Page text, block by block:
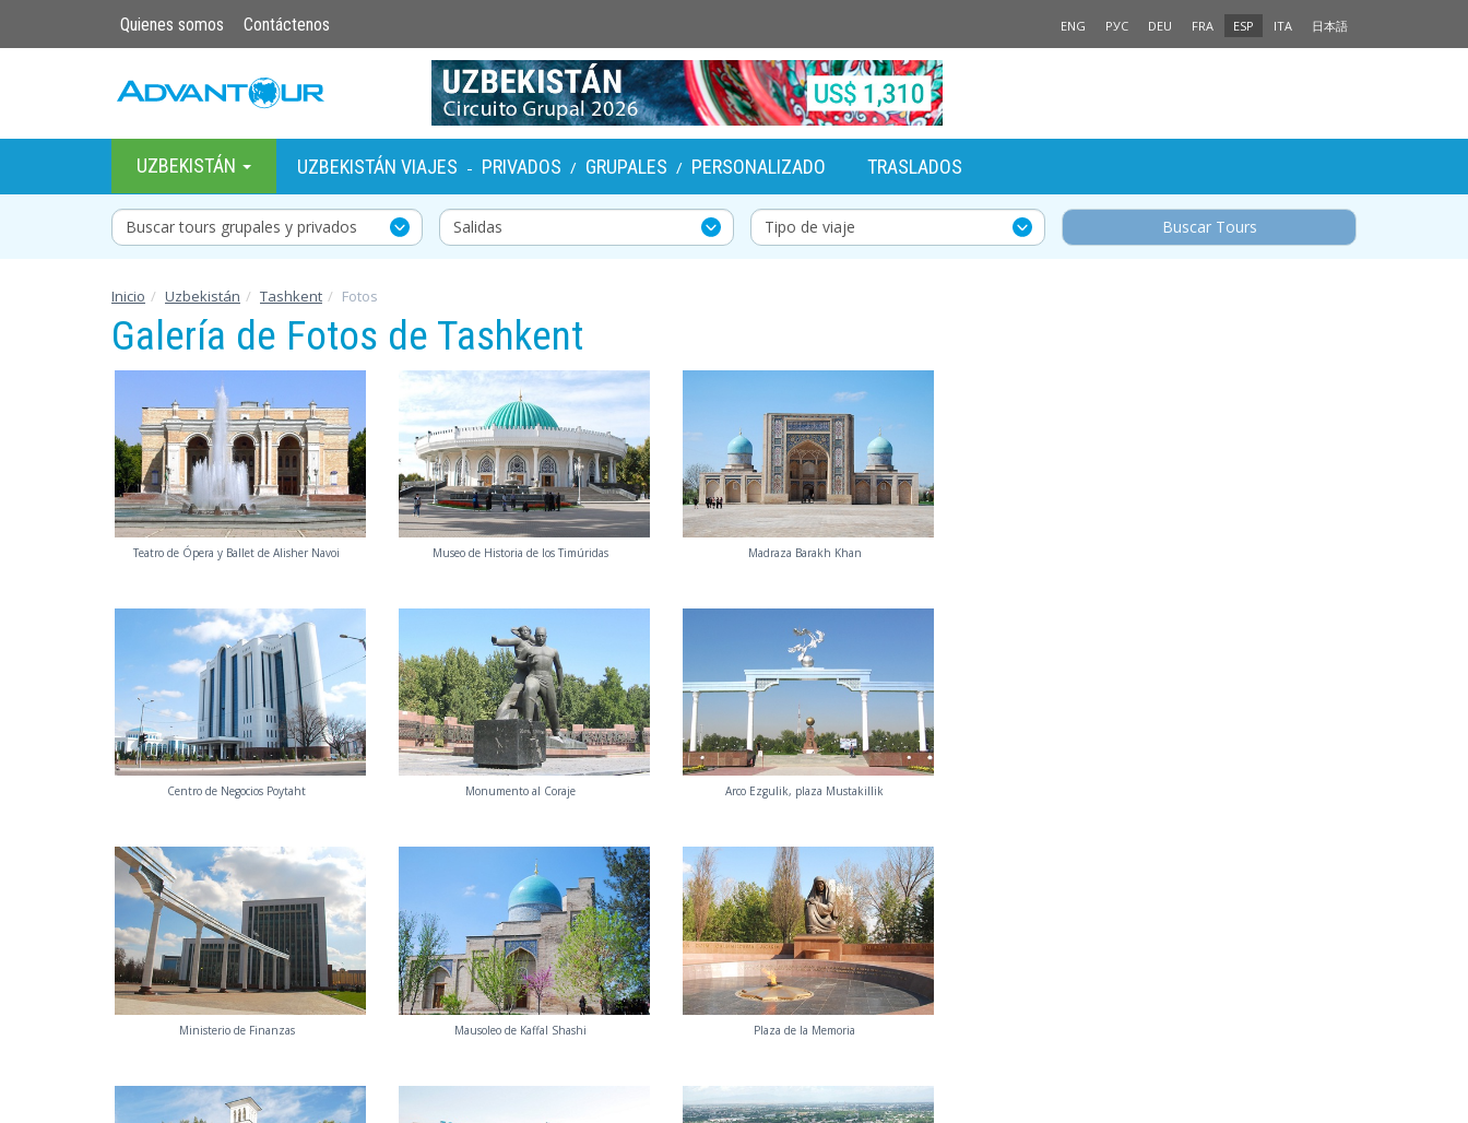
Quienes somos Contáctenos ENG РУС DEU FRA ESP ITA 日本語
UZBEKISTÁN UZBEKISTÁN VIAJES - PRIVADOS / GRUPALES / PERSONALIZADO TRASLADOS
Buscar tours grupales y privados Buscar Tours
Inicio Uzbekistán Tashkent Fotos
Galería de Fotos de Tashkent
Teatro de Ópera y Ballet de Alisher Navoi Museo de Historia de los Timúridas Madraza Barakh Khan
Centro de Negocios Poytaht Monumento al Coraje Arco Ezgulik, plaza Mustakillik
Ministerio de Finanzas Mausoleo de Kaffal Shashi Plaza de la Memoria